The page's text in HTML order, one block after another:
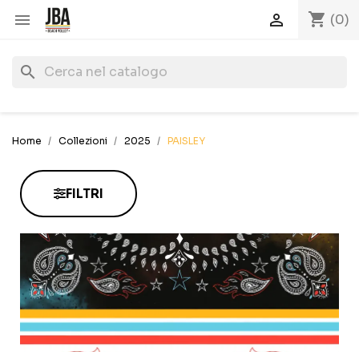
 shopping_cart (0)

search
Home Collezioni 2025 PAISLEY
FILTRI